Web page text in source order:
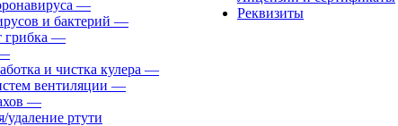
—
и бактерий —
грибка —
и чистка кулера —
вентиляции —
—
удаление ртути
Реквизиты